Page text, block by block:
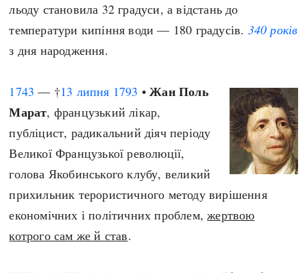
льоду становила 32 градуси, а відстань до
температури кипіння води — 180 градусів. 340 років
з дня народження.
1743 — †13 липня 1793 •Жан Поль
Марат, французький лікар,
публіцист, радикальний діяч періоду
Великої Французької революції,
голова Якобинського клубу, великий
прихильник терористичного методу вирішення
економічних і політичних проблем,жертвою
котрого сам же й став.